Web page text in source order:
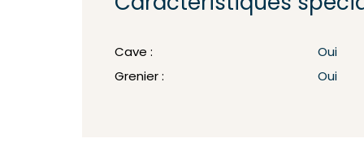
Cave :
Oui
Grenier :
Oui